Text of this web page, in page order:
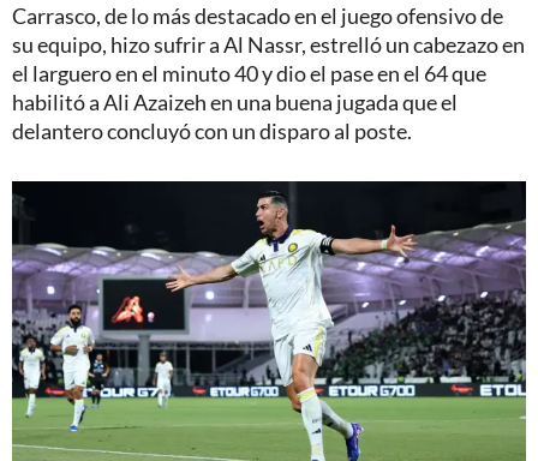
Carrasco, de lo más destacado en el juego ofensivo de
su equipo, hizo sufrir a Al Nassr, estrelló un cabezazo en
el larguero en el minuto 40 y dio el pase en el 64 que
habilitó a Ali Azaizeh en una buena jugada que el
delantero concluyó con un disparo al poste.